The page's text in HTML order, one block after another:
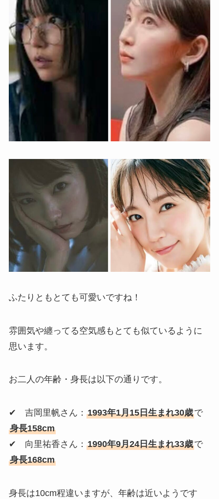
ふたりともとても可愛いですね！
雰囲気や纏ってる空気感もとても似ているように
思います。
お二人の年齢・身長は以下の通りです。
✔ 吉岡里帆さん： 1993年1月15日生まれ30歳で
身長158cm
✔ 向里祐香さん： 1990年9月24日生まれ33歳で
身長168cm
身長は10cm程違いますが、年齢は近いようです